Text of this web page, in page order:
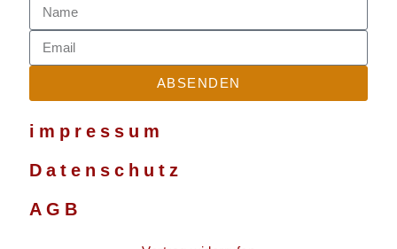
ABSENDEN
impressum
Datenschutz
AGB